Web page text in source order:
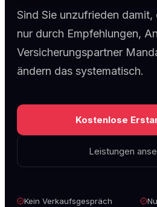
Sind Sie unzufrieden damit,
nur durch Empfehlungen,
Versicherungspartner
ändern das systematisch.
Kostenlose
Leistungen
Kein Verkaufsgespräch